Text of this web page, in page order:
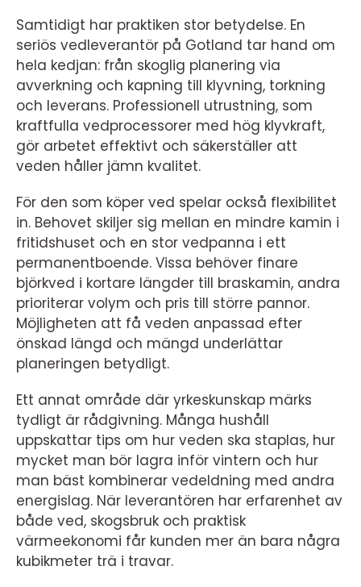
Samtidigt har praktiken stor betydelse. En
seriös vedleverantör på Gotland tar hand om
hela kedjan: från skoglig planering via
avverkning och kapning till klyvning, torkning
och leverans. Professionell utrustning, som
kraftfulla vedprocessorer med hög klyvkraft,
gör arbetet effektivt och säkerställer att
veden håller jämn kvalitet.
För den som köper ved spelar också flexibilitet
in. Behovet skiljer sig mellan en mindre kamin i
fritidshuset och en stor vedpanna i ett
permanentboende. Vissa behöver finare
björkved i kortare längder till braskamin, andra
prioriterar volym och pris till större pannor.
Möjligheten att få veden anpassad efter
önskad längd och mängd underlättar
planeringen betydligt.
Ett annat område där yrkeskunskap märks
tydligt är rådgivning. Många hushåll
uppskattar tips om hur veden ska staplas, hur
mycket man bör lagra inför vintern och hur
man bäst kombinerar vedeldning med andra
energislag. När leverantören har erfarenhet av
både ved, skogsbruk och praktisk
värmeekonomi får kunden mer än bara några
kubikmeter trä i travar.